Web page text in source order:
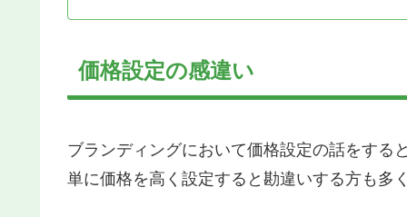
価格設定の感違い
ブランディングにおいて価格設定の話をすると
単に価格を高く設定すると勘違いする方も多